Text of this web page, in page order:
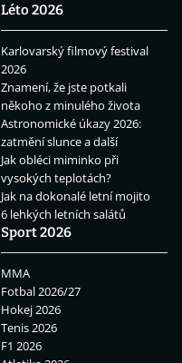
Léto 2026
Karlovarský filmový festival
2026
Znamení, že jste potkali
někoho z minulého života
Astronomické úkazy 2026:
zatmění slunce a další
Jak obléci miminko při
vysokých teplotách?
Jak na dokonalé letní mojito
6 lehkých letních salátů
Sport 2026
MMA
Fotbal 2026/27
Hokej 2026
Tenis 2026
F1 2026